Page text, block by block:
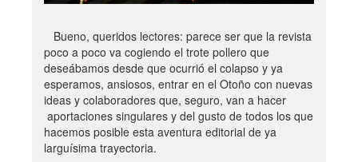
Bueno, queridos lectores: parece ser que la revista
poco a poco va cogiendo el trote pollero que
deseábamos desde que ocurrió el colapso y ya
esperamos, ansiosos, entrar en el Otoño con nuevas
ideas y colaboradores que, seguro, van a hacer
aportaciones singulares y del gusto de todos los que
hacemos posible esta aventura editorial de ya
larguísima trayectoria.